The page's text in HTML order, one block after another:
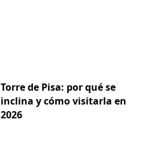
Torre de Pisa: por qué se
inclina y cómo visitarla en
2026